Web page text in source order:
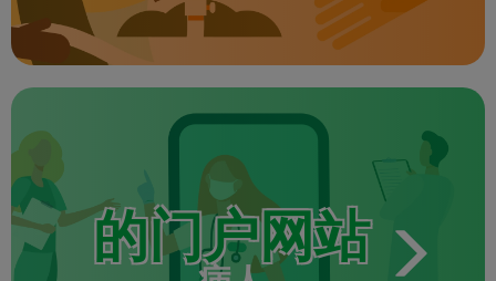
的门户网站